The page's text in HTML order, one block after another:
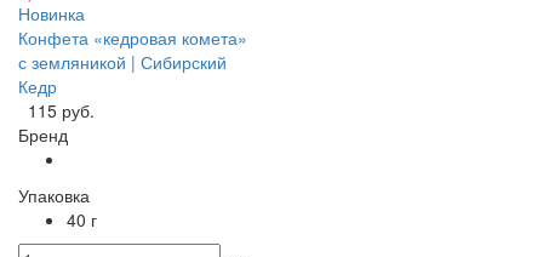
Новинка
Конфета «кедровая комета»
с земляникой | Сибирский
Кедр
115 руб.
Бренд
Упаковка
40 г